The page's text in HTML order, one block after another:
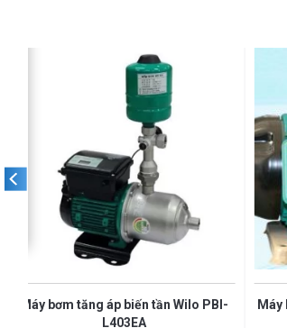
Máy bơm tăng áp biến tần Wilo PBI-
L403EA
Máy